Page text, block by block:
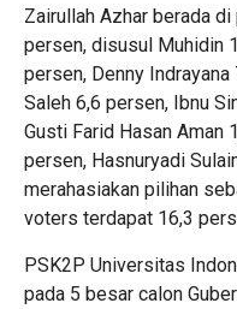
Zairullah Azhar berada
persen, disusul Muhidin
persen, Denny
Saleh 6,6 persen, Ibnu
Gusti Farid Hasan Aman
persen, Hasnuryadi
merahasiakan pilihan
voters terdapat 16,3
PSK2P Universitas
pada 5 besar calon